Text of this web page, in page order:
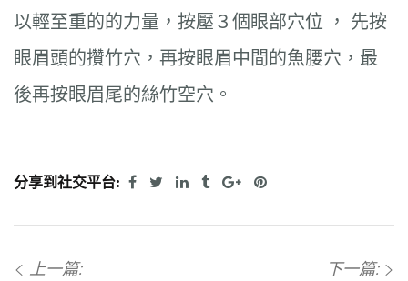
以輕至重的的力量，按壓３個眼部穴位 ， 先按
眼眉頭的攢竹穴，再按眼眉中間的魚腰穴，最
後再按眼眉尾的絲竹空穴。
分享到社交平台:
上一篇: 下一篇: